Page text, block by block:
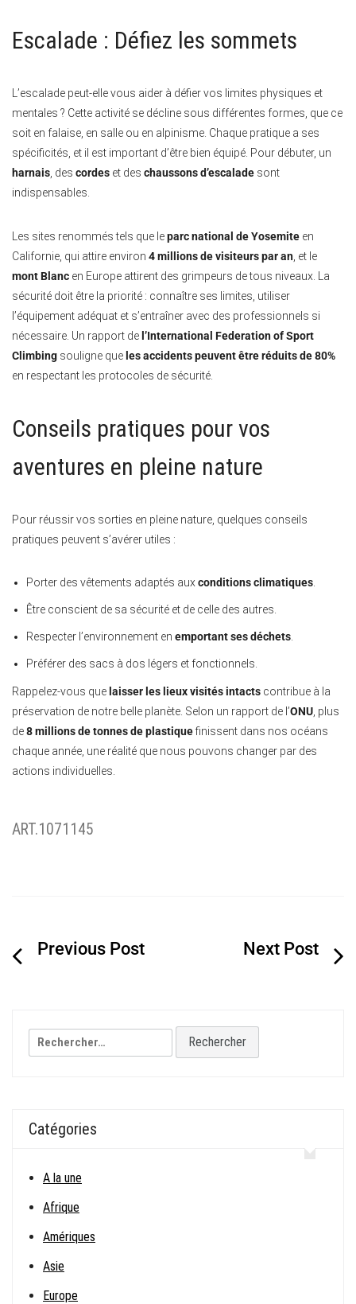
Escalade : Défiez les sommets
L’escalade peut-elle vous aider à défier vos limites physiques et
mentales ? Cette activité se décline sous différentes formes, que ce
soit en falaise, en salle ou en alpinisme. Chaque pratique a ses
spécificités, et il est important d’être bien équipé. Pour débuter, un
harnais , des cordes et des chaussons d’escalade sont
indispensables.
Les sites renommés tels que leparc national de Yosemite en
Californie, qui attire environ 4 millions de visiteurs par an , et le
mont Blanc en Europe attirent des grimpeurs de tous niveaux. La
sécurité doit être la priorité : connaître ses limites, utiliser
l’équipement adéquat et s’entraîner avec des professionnels si
nécessaire. Un rapport de l’International Federation of Sport
Climbing souligne que les accidents peuvent être réduits de 80%
en respectant les protocoles de sécurité.
Conseils pratiques pour vos
aventures en pleine nature
Pour réussir vos sorties en pleine nature, quelques conseils
pratiques peuvent s’avérer utiles :
Porter des vêtements adaptés aux conditions climatiques
Être conscient de sa sécurité et de celle des autres.
Respecter l’environnement en emportant ses déchets
Préférer des sacs à dos légers et fonctionnels.
Rappelez-vous que laisser les lieux visités intacts contribue à la
préservation de notre belle planète. Selon un rapport de l’ONU , plus
de8 millions de tonnes de plastiquefinissent dans nos océans
chaque année, une réalité que nous pouvons changer par des
actions individuelles.
ART.1071145
Navigation
Rechercher :
Catégories
A la une
Afrique
Amériques
Asie
Europe